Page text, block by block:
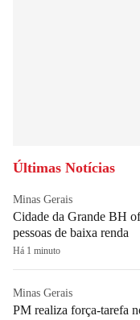
Últimas Notícias
Minas Gerais
Cidade da Grande BH
pessoas de baixa renda
Há 1 minuto
Minas Gerais
PM realiza força-tarefa